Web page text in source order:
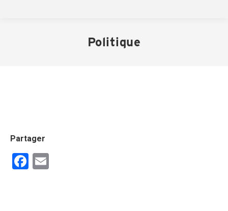
Politique
Partager
Facebook